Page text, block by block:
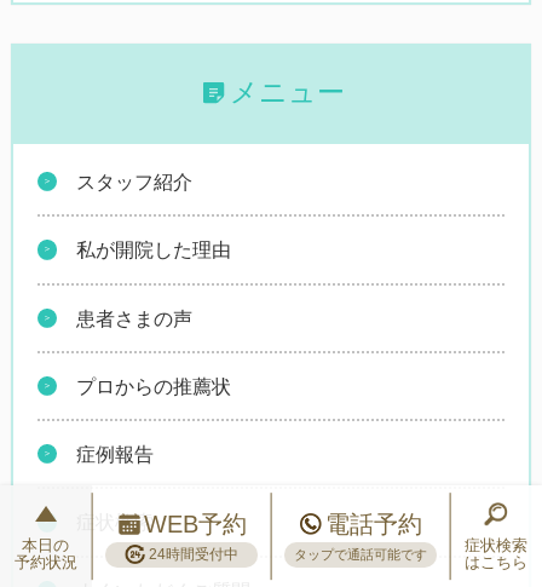
メニュー
スタッフ紹介
私が開院した理由
患者さまの声
プロからの推薦状
症例報告
症状検索
本日の
予約状況
WEB予約
24時間受付中
電話予約
タップで通話可能です
症状検索
はこちら